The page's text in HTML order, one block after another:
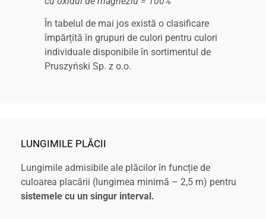
În tabelul de mai jos există o clasificare
împărțită în grupuri de culori pentru culori
individuale disponibile în sortimentul de
Pruszyński Sp. z o.o.
LUNGIMILE PLĂCII
Lungimile admisibile ale plăcilor în funcție de
culoarea placării (lungimea minimă – 2,5 m) pentru
sistemele cu un singur interval.